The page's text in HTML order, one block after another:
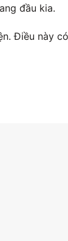
đầu kia.
Điều này